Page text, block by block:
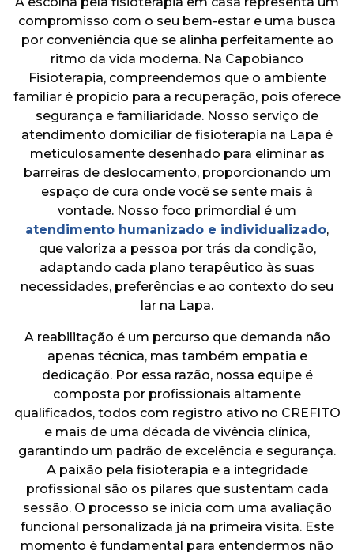
compromisso com o seu bem-estar e uma busca
por conveniência que se alinha perfeitamente ao
ritmo da vida moderna. Na Capobianco
Fisioterapia, compreendemos que o ambiente
familiar é propício para a recuperação, pois oferece
segurança e familiaridade. Nosso serviço de
atendimento domiciliar de fisioterapia na Lapa é
meticulosamente desenhado para eliminar as
barreiras de deslocamento, proporcionando um
espaço de cura onde você se sente mais à
vontade. Nosso foco primordial é um
atendimento humanizado e individualizado,
que valoriza a pessoa por trás da condição,
adaptando cada plano terapêutico às suas
necessidades, preferências e ao contexto do seu
lar na Lapa.
A reabilitação é um percurso que demanda não
apenas técnica, mas também empatia e
dedicação. Por essa razão, nossa equipe é
composta por profissionais altamente
qualificados, todos com registro ativo no CREFITO
e mais de uma década de vivência clínica,
garantindo um padrão de excelência e segurança.
A paixão pela fisioterapia e a integridade
profissional são os pilares que sustentam cada
sessão. O processo se inicia com uma avaliação
funcional personalizada já na primeira visita. Este
momento é fundamental para entendermos não